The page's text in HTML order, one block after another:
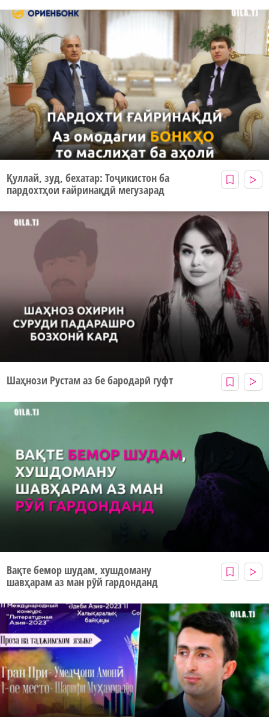
Қуллай, зуд, бехатар: Тоҷикистон ба
пардохтҳои ғайринақдӣ мегузарад
Шаҳнози Рустам аз бе бародарӣ гуфт
Вақте бемор шудам, хушдоману
шавҳарам аз ман рӯй гардонданд